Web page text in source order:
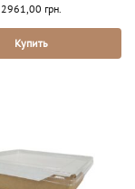
2961,00 грн.
Купить